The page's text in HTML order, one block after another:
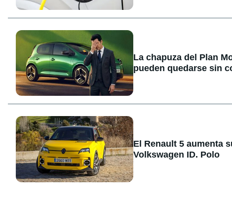
La chapuza del Plan
pueden quedarse sin
El Renault 5 aumenta
Volkswagen ID. Polo